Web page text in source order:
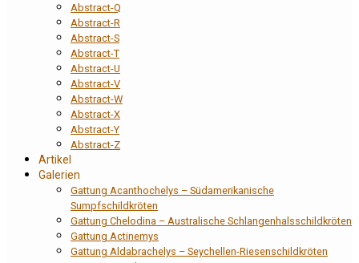
Abstract-Q
Abstract-R
Abstract-S
Abstract-T
Abstract-U
Abstract-V
Abstract-W
Abstract-X
Abstract-Y
Abstract-Z
Artikel
Galerien
Gattung Acanthochelys – Südamerikanische
Sumpfschildkröten
Gattung Chelodina – Australische Schlangenhalsschildkröten
Gattung Actinemys
Gattung Aldabrachelys – Seychellen-Riesenschildkröten